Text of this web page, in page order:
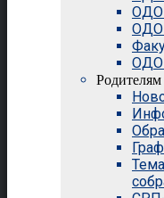
ОДО
ОДО
ОДО
Родителям